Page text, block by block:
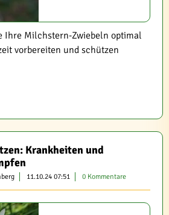
Ihre Milchstern-Zwiebeln optimal
vorbereiten und schützen
Krankheiten und
11.10.24 07:51 0 Kommentare